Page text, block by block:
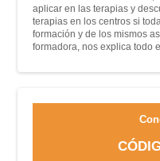
aplicar en las terapias y
terapias en los centros si
formación y de los mismos
formadora, nos explica todo